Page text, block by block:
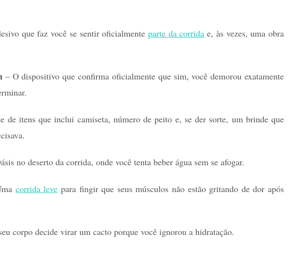
que faz você se sentir oficialmente parte da corrida e, às vezes, uma obra
– O dispositivo que confirma oficialmente que sim, você demorou exatamente
de itens que inclui camiseta, número de peito e, se der sorte, um brinde que
no deserto da corrida, onde você tenta beber água sem se afogar.
corrida leve para fingir que seus músculos não estão gritando de dor após
corpo decide virar um cacto porque você ignorou a hidratação.